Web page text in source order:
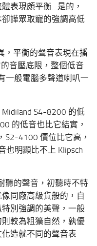
表現頗平衡…是的，
譁眾取寵的強調高低
，平衡的聲音表現在播
音壓底限，整個低音
一般電腦多聲道喇叭一
S4-8200 的低
的低音也比它結實，
S2-4100 價位比它高，
也明顯比不上 Klipsch
聽的聲音，初聽時不特
同廠高級貨般的，自
別強調的美聲，一般
較為粗獷自然，孰優
造就不同的聲音表